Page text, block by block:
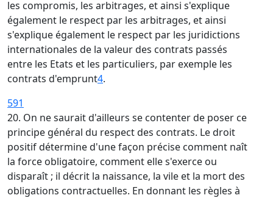
les compromis, les arbitrages, et ainsi s'explique
également le respect par les arbitrages, et ainsi
s'explique également le respect par les juridictions
internationales de la valeur des contrats passés
entre les Etats et les particuliers, par exemple les
contrats d'emprunt4.
591
20. On ne saurait d'ailleurs se contenter de poser ce
principe général du respect des contrats. Le droit
positif détermine d'une façon précise comment naît
la force obligatoire, comment elle s'exerce ou
disparaît ; il décrit la naissance, la vile et la mort des
obligations contractuelles. En donnant les règles à